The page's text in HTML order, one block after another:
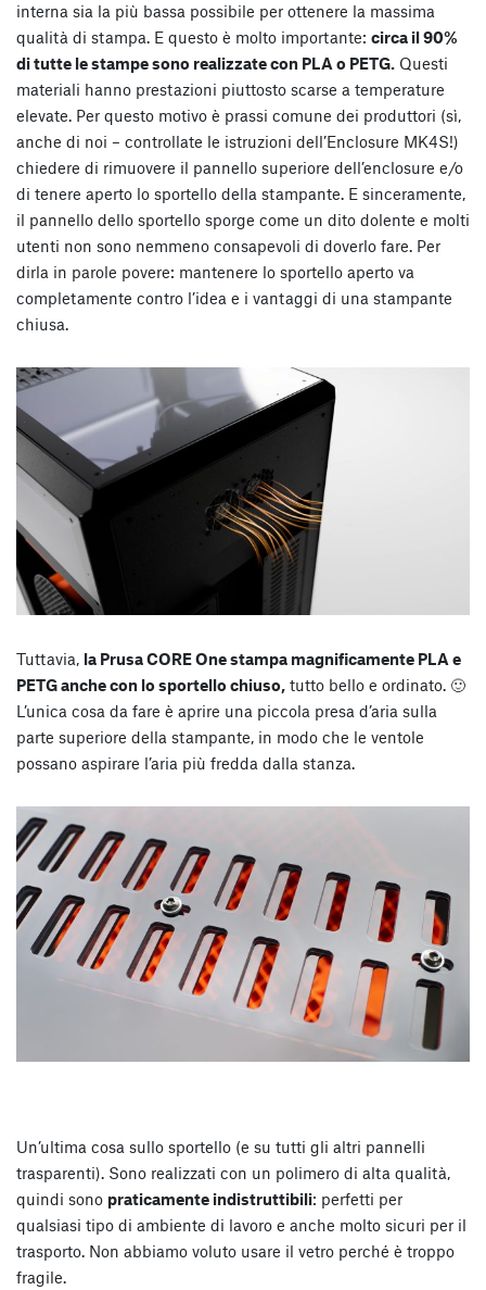
interna sia la più bassa possibile per ottenere la massima
qualità di stampa. E questo è molto importante: circa il 90%
di tutte le stampe sono realizzate con PLA o PETG. Questi
materiali hanno prestazioni piuttosto scarse a temperature
elevate. Per questo motivo è prassi comune dei produttori (sì,
anche di noi – controllate le istruzioni dell’Enclosure MK4S!)
chiedere di rimuovere il pannello superiore dell’enclosure e/o
di tenere aperto lo sportello della stampante. E sinceramente,
il pannello dello sportello sporge come un dito dolente e molti
utenti non sono nemmeno consapevoli di doverlo fare. Per
dirla in parole povere: mantenere lo sportello aperto va
completamente contro l’idea e i vantaggi di una stampante
chiusa.
Tuttavia, la Prusa CORE One stampa magnificamente PLA e
PETG anche con lo sportello chiuso, tutto bello e ordinato. 🙂
L’unica cosa da fare è aprire una piccola presa d’aria sulla
parte superiore della stampante, in modo che le ventole
possano aspirare l’aria più fredda dalla stanza.
Un’ultima cosa sullo sportello (e su tutti gli altri pannelli
trasparenti). Sono realizzati con un polimero di alta qualità,
quindi sono praticamente indistruttibili: perfetti per
qualsiasi tipo di ambiente di lavoro e anche molto sicuri per il
trasporto. Non abbiamo voluto usare il vetro perché è troppo
fragile.